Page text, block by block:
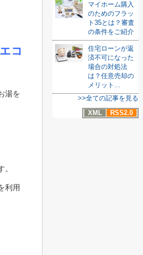
コ
湯を
利用
マイホーム購入
のためのフラッ
ト35とは？審査
の条件をご紹介
住宅ローンが返
済不可になった
場合の対処法
は？任意売却の
メリット...
>>全ての記事を見る
XML
RSS2.0